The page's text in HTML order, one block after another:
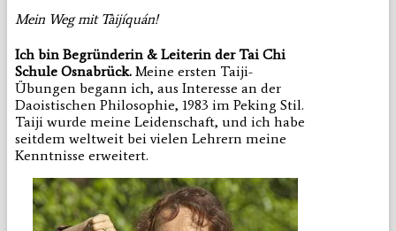
Mein Weg mit Tàijíquán!
Ich bin Begründerin & Leiterin der Tai Chi
Schule Osnabrück.Meine ersten Taiji-
Übungen begann ich, aus Interesse an der
Daoistischen Philosophie, 1983 im Peking Stil.
Taiji wurde meine Leidenschaft, und ich habe
seitdem weltweit bei vielen Lehrern meine
Kenntnisse erweitert.